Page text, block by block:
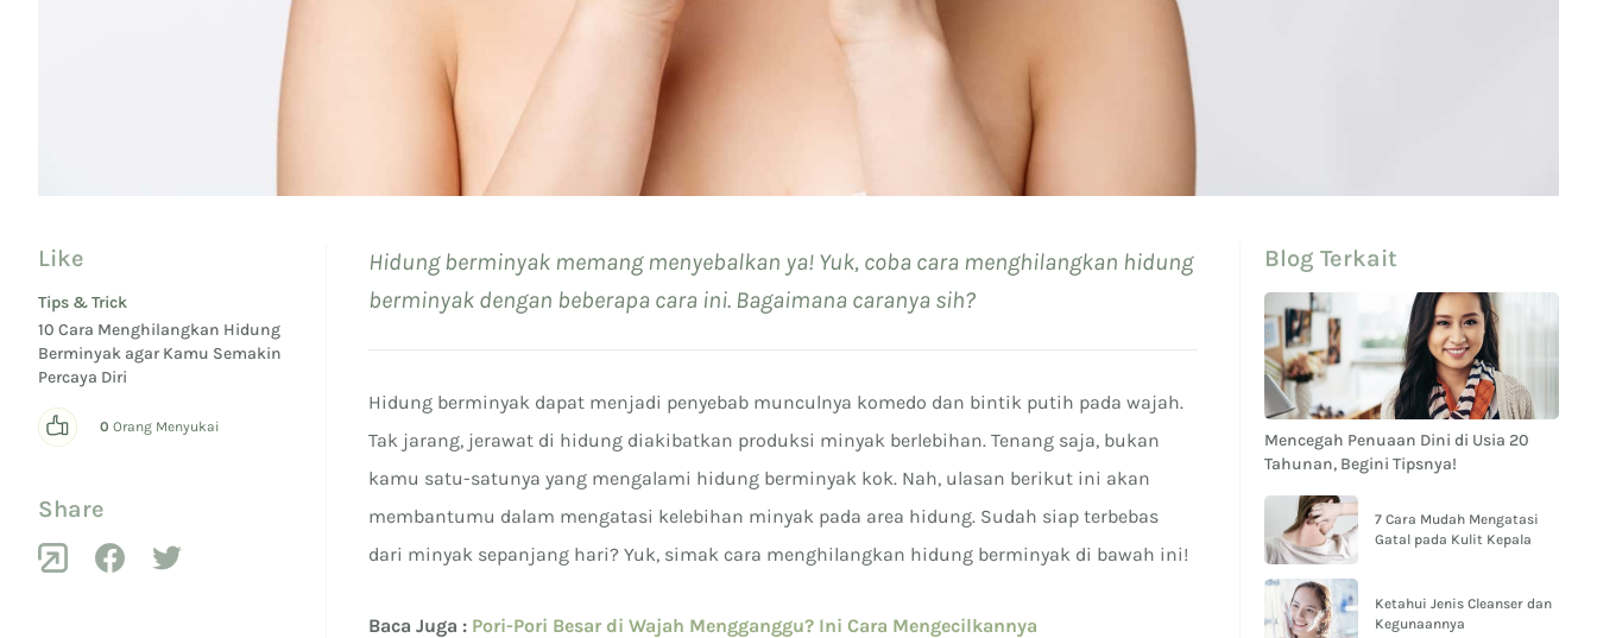
Like
Tips & Trick
10 Cara Menghilangkan Hidung
Berminyak agar Kamu Semakin
Percaya Diri
0 Orang Menyukai
Share
Hidung berminyak memang menyebalkan ya! Yuk, coba cara menghilangkan hidung
berminyak dengan beberapa cara ini. Bagaimana caranya sih?
Hidung berminyak dapat menjadi penyebab munculnya komedo dan bintik putih pada wajah.
Tak jarang, jerawat di hidung diakibatkan produksi minyak berlebihan. Tenang saja, bukan
kamu satu-satunya yang mengalami hidung berminyak kok. Nah, ulasan berikut ini akan
membantumu dalam mengatasi kelebihan minyak pada area hidung. Sudah siap terbebas
dari minyak sepanjang hari? Yuk, simak cara menghilangkan hidung berminyak di bawah ini!
Baca Juga : Pori-Pori Besar di Wajah Mengganggu? Ini Cara Mengecilkannya
Blog Terkait
Mencegah Penuaan Dini di Usia 20
Tahunan, Begini Tipsnya!
7 Cara Mudah Mengatasi
Gatal pada Kulit Kepala
Ketahui Jenis Cleanser dan
Kegunaannya